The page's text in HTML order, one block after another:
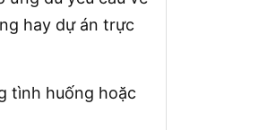
hay dự án trực
tình huống hoặc